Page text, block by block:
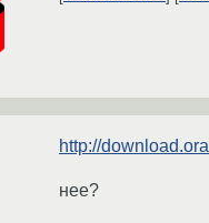
http://
нее?